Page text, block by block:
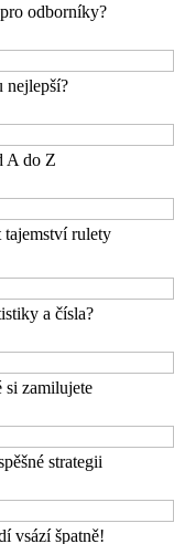
odborníky?
nejlepší?
A do Z
tajemství rulety
a čísla?
si zamilujete
strategii
vsází špatně!